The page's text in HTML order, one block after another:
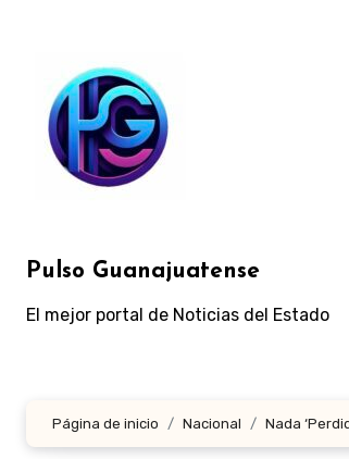
contenido
Pulso Guanajuatense
El mejor portal de Noticias del Estado
Página de inicio Nacional Nada